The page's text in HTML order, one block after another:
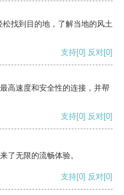
找到目的地，了解当地的风土
支持[0] 反对[0]
高速度和安全性的连接，并帮
支持[0] 反对[0]
了无限的流畅体验。
支持[0] 反对[0]